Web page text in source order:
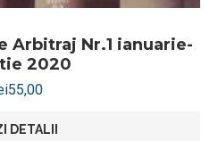
Arbitraj Nr.1 ianuarie-
2020
55,00
DETALII